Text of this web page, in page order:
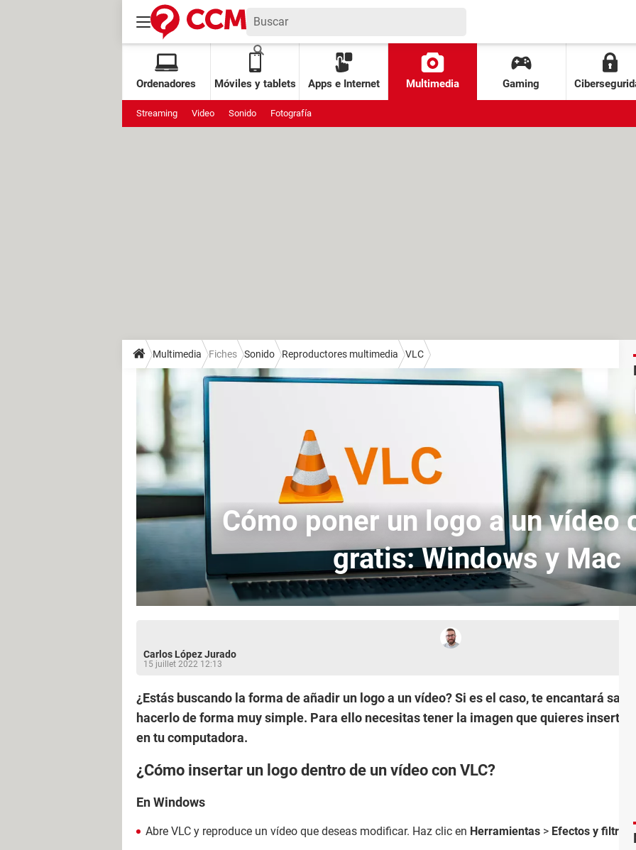
Ordenadores Móviles y tablets Apps e Internet Multimedia Gaming
Streaming Video Sonido Fotografía
Multimedia Fiches Sonido Reproductores multimedia VLC
Cómo poner un logo a un vídeo
gratis: Windows y Mac
Carlos López Jurado
15 juillet 2022 12:13
¿Estás buscando la forma de añadir un logo a un vídeo? Si es el caso, te encantará
hacerlo de forma muy simple. Para ello necesitas tener la imagen que quieres insertar
en tu computadora.
¿Cómo insertar un logo dentro de un vídeo con VLC?
En Windows
Abre VLC y reproduce un vídeo que deseas modificar. Haz clic en Herramientas > Efectos y filtros